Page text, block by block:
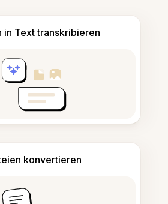
in Text transkribieren
konvertieren